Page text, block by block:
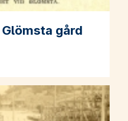
gård
Glömsta gård